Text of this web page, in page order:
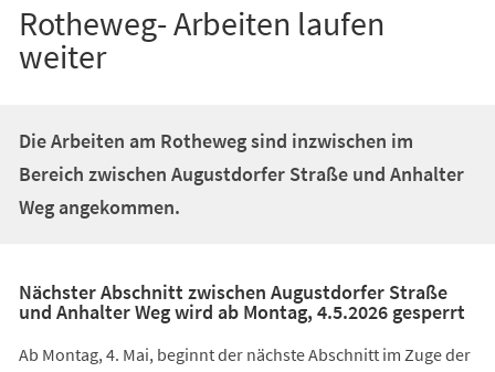
Rotheweg- Arbeiten laufen
weiter
Die Arbeiten am Rotheweg sind inzwischen im
Bereich zwischen Augustdorfer Straße und Anhalter
Weg angekommen.
Nächster Abschnitt zwischen Augustdorfer Straße
und Anhalter Weg wird ab Montag, 4.5.2026 gesperrt
Ab Montag, 4. Mai, beginnt der nächste Abschnitt im Zuge der